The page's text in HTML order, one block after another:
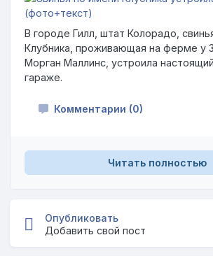
В городе Гилл, штат Колорадо,
Клубника, проживающая на ферме у
Морган Маллинс, устроила
гараже.
Комментарии (0)
Читать полностью
Опубликовать
Добавить свой пост